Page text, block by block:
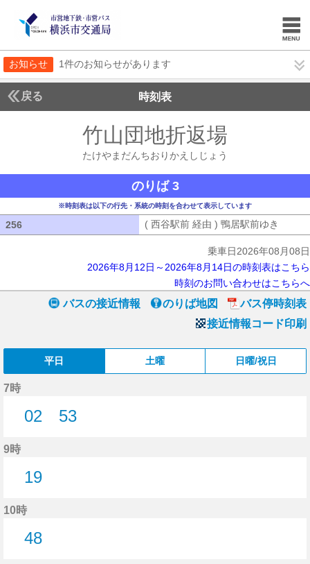
お知らせ 1件のお知らせがあります
戻る 時刻表
竹山団地折返場
たけやまだんちおりかえしじょう
のりば 3
※時刻表は以下の行先・系統の時刻を合わせて表示しています
256 ( 西谷駅前 経由 ) 鴨居駅前ゆき
乗車日2026年08月08日
2026年8月12日～2026年8月14日の時刻表はこちら
時刻のお問い合わせはこちらへ
バスの接近情報 のりば地図
バス停時刻表
接近情報コード印刷
平日 土曜 日曜/祝日
7時
02
53
9時
19
10時
48